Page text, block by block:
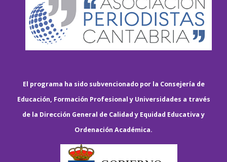
El programa ha sido subvencionado por la Consejería de
Educación, Formación Profesional y Universidades a través
de la Dirección General de Calidad y Equidad Educativa y
Ordenación Académica.